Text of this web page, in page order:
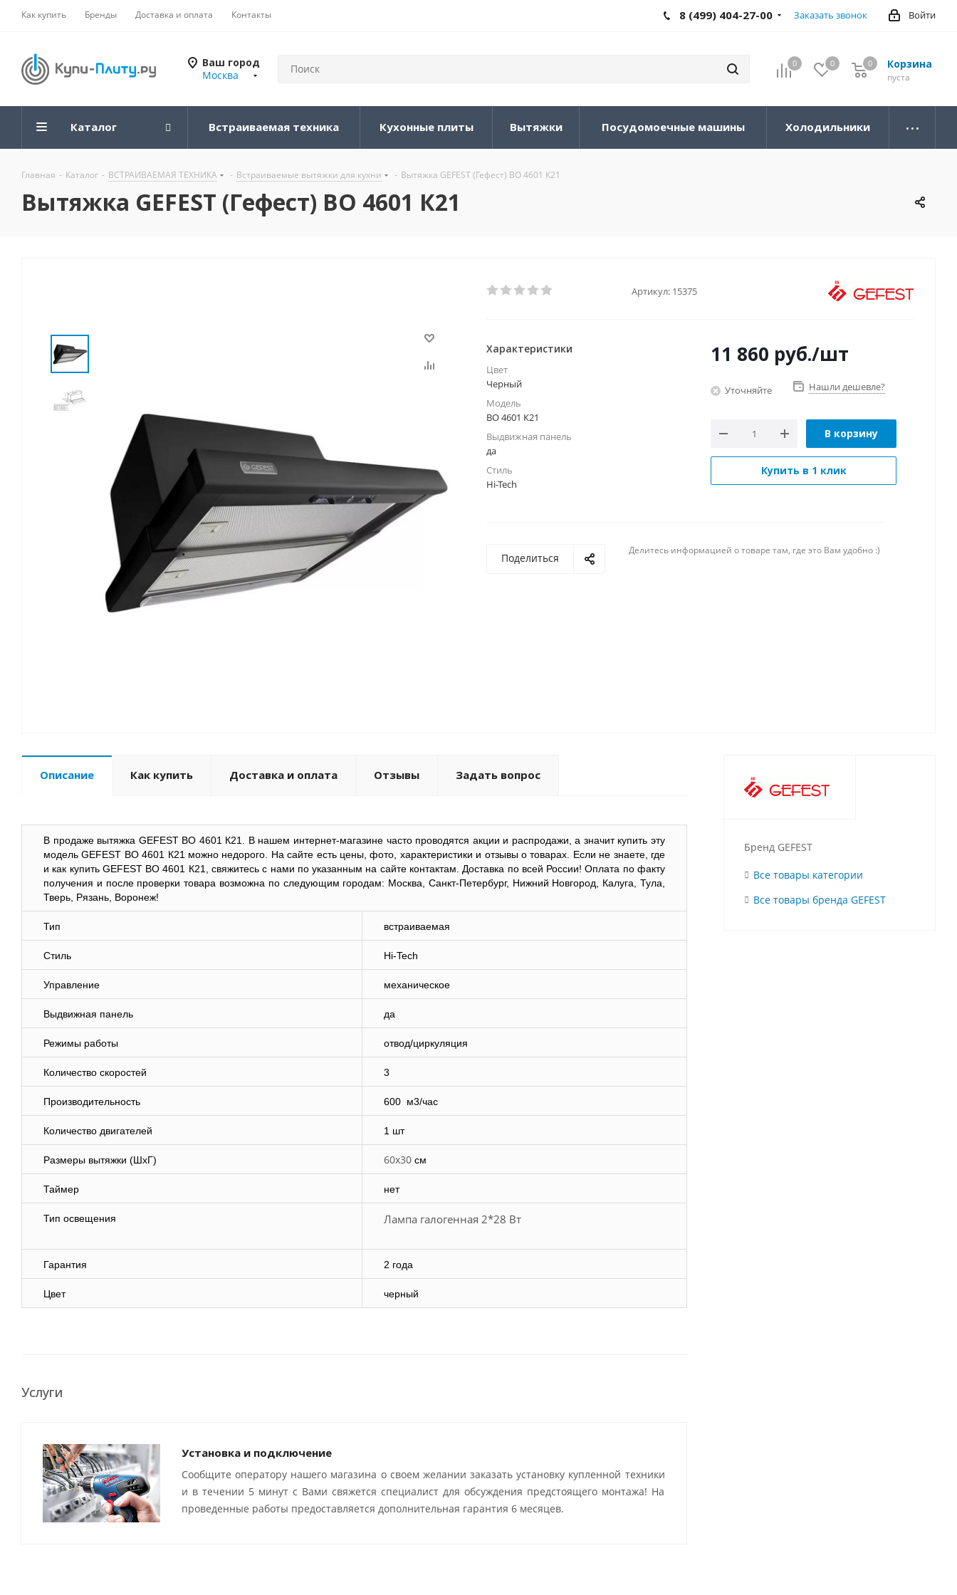
Как купить Бренды Доставка и оплата Контакты Войти
8 (499) 404-27-00 Заказать звонок
Ваш город
Москва
0 0 Корзина
0
пуста
0
Каталог Встраиваемая техника Кухонные плиты Вытяжки Посудомоечные машины Холодильники
Главная - Каталог - ВСТРАИВАЕМАЯ ТЕХНИКА - Встраиваемые вытяжки для кухни - Вытяжка GEFEST (Гефест) ВО 4601 К21
Вытяжка GEFEST (Гефест) ВО 4601 К21
Артикул: 15375
Характеристики
Цвет
Черный
Модель
ВО 4601 К21
Выдвижная панель
да
Стиль
Hi-Tech
11 860 руб./шт
Уточняйте Нашли дешевле?
В корзину
Купить в 1 клик
Поделиться
Делитесь информацией о товаре там, где это Вам удобно :)
Описание Как купить Доставка и оплата Отзывы Задать вопрос
В продаже вытяжка GEFEST ВО 4601 К21. В нашем интернет-магазине часто проводятся акции и распродажи, а значит купить эту
модельGEFEST ВО 4601 К21 можно недорого. На сайте есть цены, фото, характеристики и отзывы о товарах. Если не знаете, где
и как купить GEFEST ВО 4601 К21, свяжитесь с нами по указанным на сайте контактам. Доставка по всей России! Оплата по факту
получения и после проверки товара возможна по следующим городам: Москва, Санкт-Петербург, Нижний Новгород, Калуга, Тула,
Тверь, Рязань, Воронеж!
Тип встраиваемая
Стиль Hi-Tech
Управление механическое
Выдвижная панель да
Режимы работы отвод/циркуляция
Количество скоростей 3
Производительность 600 м3/час
Количество двигателей 1 шт
Размеры вытяжки (ШхГ) 60х30 см
Таймер нет
Тип освещения Лампа галогенная 2*28 Вт
Гарантия 2 года
Цвет черный
Услуги
Установка и подключение
Сообщите оператору нашего магазина о своем желании заказать установку купленной техники
и в течении 5 минут с Вами свяжется специалист для обсуждения предстоящего монтажа! На
проведенные работы предоставляется дополнительная гарантия 6 месяцев.
Бренд GEFEST
Все товары категории
Все товары бренда GEFEST